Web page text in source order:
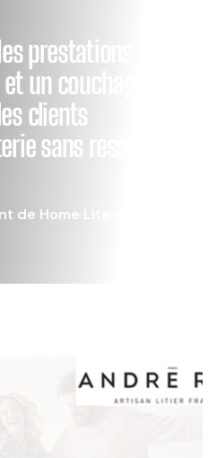
prestations
un couchage
clients
sans ressorts.
de Home Literie à